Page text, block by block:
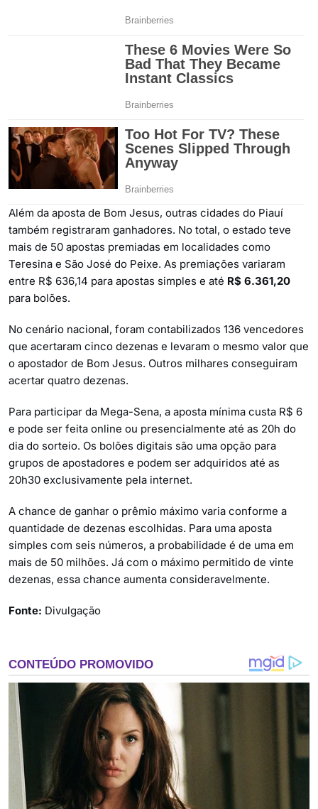
Além da aposta de Bom Jesus, outras cidades do Piauí
também registraram ganhadores. No total, o estado teve
mais de 50 apostas premiadas em localidades como
Teresina e São José do Peixe. As premiações variaram
entre R$ 636,14 para apostas simples e até R$ 6.361,20
para bolões.
No cenário nacional, foram contabilizados 136 vencedores
que acertaram cinco dezenas e levaram o mesmo valor que
o apostador de Bom Jesus. Outros milhares conseguiram
acertar quatro dezenas.
Para participar da Mega-Sena, a aposta mínima custa R$ 6
e pode ser feita online ou presencialmente até as 20h do
dia do sorteio. Os bolões digitais são uma opção para
grupos de apostadores e podem ser adquiridos até as
20h30 exclusivamente pela internet.
A chance de ganhar o prêmio máximo varia conforme a
quantidade de dezenas escolhidas. Para uma aposta
simples com seis números, a probabilidade é de uma em
mais de 50 milhões. Já com o máximo permitido de vinte
dezenas, essa chance aumenta consideravelmente.
Fonte: Divulgação